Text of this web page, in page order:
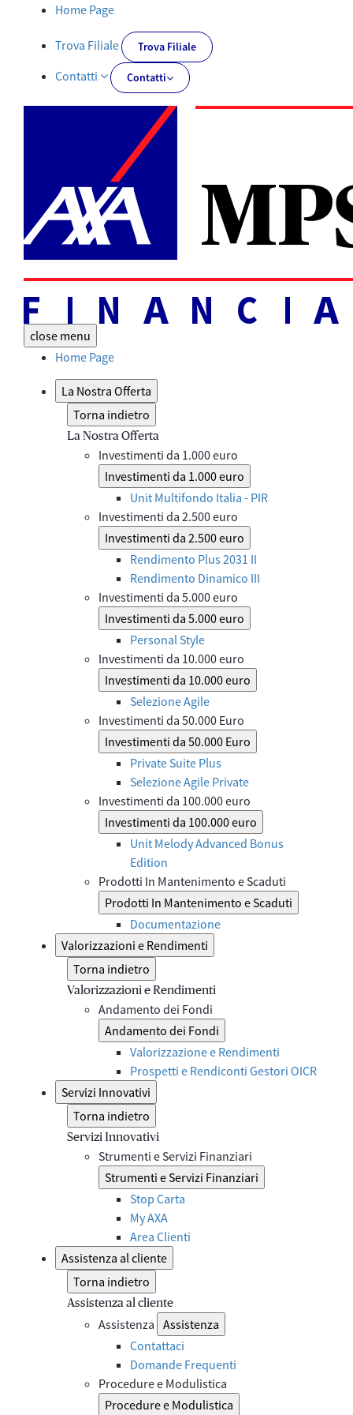
Tutti i documenti | AXA MPS Financial - AXA-MPSFINANCIAL.IT
Home Page
Trova Filiale Trova Filiale
Contatti Contatti
close menu
Home Page
La Nostra Offerta
Torna indietro
La Nostra Offerta
Investimenti da 1.000 euro
Investimenti da 1.000 euro
Unit Multifondo Italia - PIR
Investimenti da 2.500 euro
Investimenti da 2.500 euro
Rendimento Plus 2031 II
Rendimento Dinamico III
Investimenti da 5.000 euro
Investimenti da 5.000 euro
Personal Style
Investimenti da 10.000 euro
Investimenti da 10.000 euro
Selezione Agile
Investimenti da 50.000 Euro
Investimenti da 50.000 Euro
Private Suite Plus
Selezione Agile Private
Investimenti da 100.000 euro
Investimenti da 100.000 euro
Unit Melody Advanced Bonus
Edition
Prodotti In Mantenimento e Scaduti
Prodotti In Mantenimento e Scaduti
Documentazione
Valorizzazioni e Rendimenti
Torna indietro
Valorizzazioni e Rendimenti
Andamento dei Fondi
Andamento dei Fondi
Valorizzazione e Rendimenti
Prospetti e Rendiconti Gestori OICR
Servizi Innovativi
Torna indietro
Servizi Innovativi
Strumenti e Servizi Finanziari
Strumenti e Servizi Finanziari
Stop Carta
My AXA
Area Clienti
Assistenza al cliente
Torna indietro
Assistenza al cliente
Assistenza Assistenza
Contattaci
Domande Frequenti
Procedure e Modulistica
Procedure e Modulistica